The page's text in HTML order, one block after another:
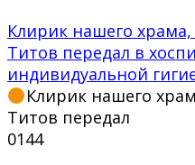
Клирик нашего
Титов передал в
индивидуальной
Клирик нашего
Титов передал
0144